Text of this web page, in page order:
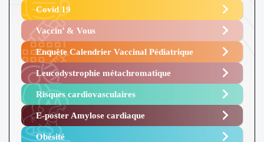
Covid 19
Vaccin’ & Vous
Enquête Calendrier Vaccinal Pédiatrique
Leucodystrophie métachromatique
Risques cardiovasculaires
E-poster Amylose cardiaque ​
Obésité ​